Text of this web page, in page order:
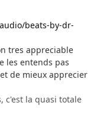
beats-by-dr-
tres appreciable
les entends pas
de mieux apprecier
c'est la quasi totale